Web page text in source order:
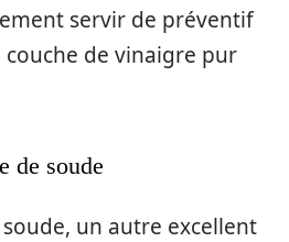
servir de préventif
de vinaigre pur
de soude
un autre excellent